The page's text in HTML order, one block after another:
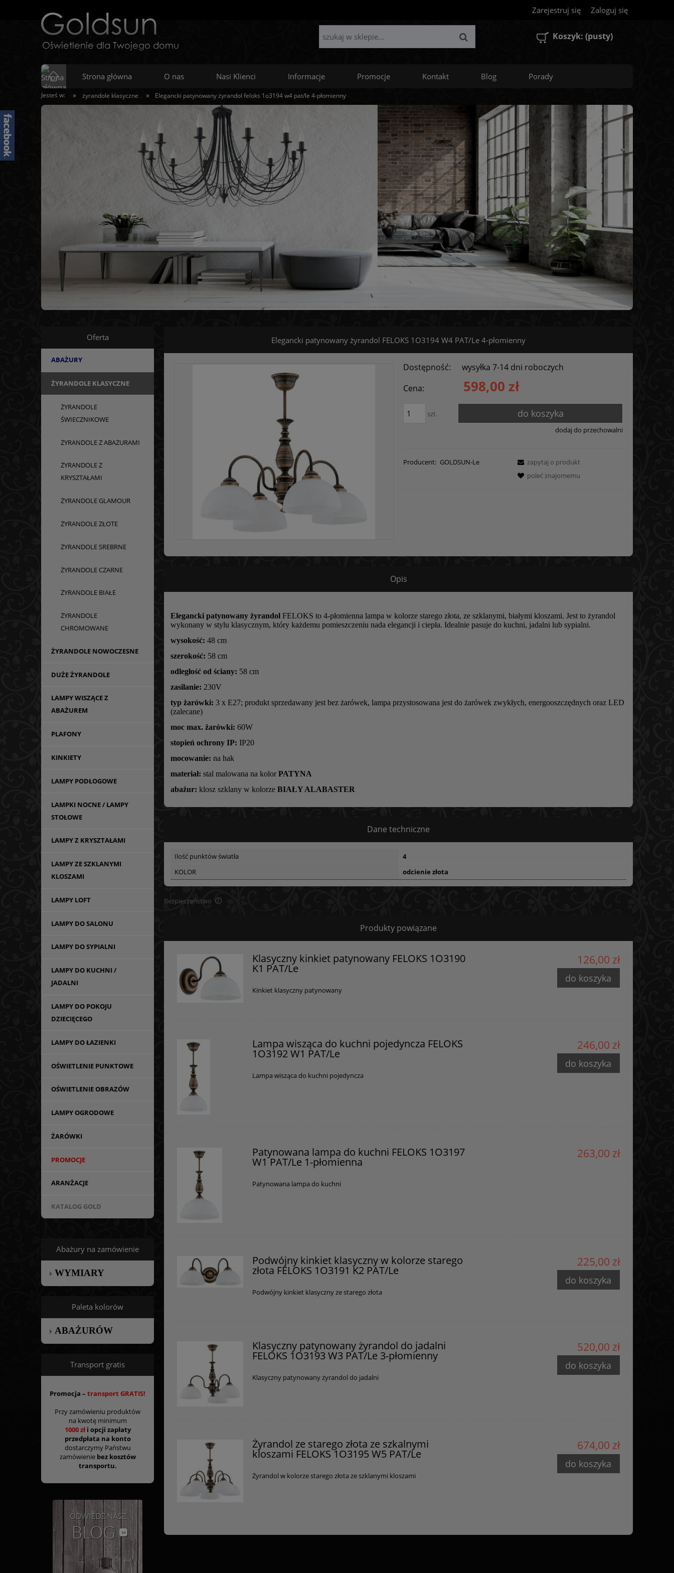
Zarejestruj się Zaloguj się
Koszyk: (pusty)
Strona główna O nas Nasi Klienci Informacje Promocje Kontakt Blog Porady
Jesteś w: » żyrandole klasyczne » Elegancki patynowany żyrandol feloks 1o3194 w4 pat/le 4-płomienny
Oferta
ABAŻURY
ŻYRANDOLE KLASYCZNE
ŻYRANDOLE
ŚWIECZNIKOWE
ŻYRANDOLE Z ABAŻURAMI
ŻYRANDOLE Z
KRYSZTAŁAMI
ŻYRANDOLE GLAMOUR
ŻYRANDOLE ZŁOTE
ŻYRANDOLE SREBRNE
ŻYRANDOLE CZARNE
ŻYRANDOLE BIAŁE
ŻYRANDOLE
CHROMOWANE
ŻYRANDOLE NOWOCZESNE
DUŻE ŻYRANDOLE
LAMPY WISZĄCE Z
ABAŻUREM
PLAFONY
KINKIETY
LAMPY PODŁOGOWE
LAMPKI NOCNE / LAMPY
STOŁOWE
LAMPY Z KRYSZTAŁAMI
LAMPY ZE SZKLANYMI
KLOSZAMI
LAMPY LOFT
LAMPY DO SALONU
LAMPY DO SYPIALNI
LAMPY DO KUCHNI /
JADALNI
LAMPY DO POKOJU
DZIECIĘCEGO
LAMPY DO ŁAZIENKI
OŚWIETLENIE PUNKTOWE
OŚWIETLENIE OBRAZÓW
LAMPY OGRODOWE
ŻARÓWKI
PROMOCJE
ARANŻACJE
KATALOG GOLD
Abażury na zamówienie
WYMIARY
Paleta kolorów
ABAŻURÓW
Transport gratis
Promocja – transport GRATIS!
Przy zamówieniu produktów
na kwotę minimum
1000 złi opcji zapłaty
przedpłata na konto
dostarczymy Państwu
zamówienie bez kosztów
transportu.
Elegancki patynowany żyrandol FELOKS 1O3194 W4 PAT/Le 4-płomienny
Dostępność:
wysyłka 7-14 dni roboczych
Cena:
598,00 zł
szt. do koszyka
dodaj do przechowalni
Producent: GOLDSUN-Le
zapytaj o produkt
poleć znajomemu
Opis
Elegancki patynowany żyrandol FELOKS to 4-płomienna lampa w kolorze starego złota, ze szklanymi, białymi kloszami. Jest to żyrandol
wykonany w stylu klasycznym, który każdemu pomieszczeniu nada elegancji i ciepła. Idealnie pasuje do kuchni, jadalni lub sypialni.
wysokość: 48 cm
szerokość: 58 cm
odległość od ściany: 58 cm
zasilanie: 230V
typ żarówki: 3 x E27; produkt sprzedawany jest bez żarówek, lampa przystosowana jest do żarówek zwykłych, energooszczędnych oraz LED
(zalecane)
moc max. żarówki: 60W
stopień ochrony IP: IP20
mocowanie: na hak
materiał: stal malowana na kolor PATYNA
abażur: klosz szklany w kolorze BIAŁY ALABASTER
Dane techniczne
Ilość punktów światła
4
KOLOR
odcienie złota
Bezpieczeństwo
Certyfikaty i ostrzeżenie bezpieczeństwa
Posiada oznaczenie CE (zgodność z normami UE).
Producent
info@goldsun-lampy.pl
Produkty powiązane
Klasyczny kinkiet patynowany FELOKS 1O3190
K1 PAT/Le
Kinkiet klasyczny patynowany
126,00 zł
do koszyka
Lampa wisząca do kuchni pojedyncza FELOKS
1O3192 W1 PAT/Le
Lampa wisząca do kuchni pojedyncza
246,00 zł
do koszyka
Patynowana lampa do kuchni FELOKS 1O3197
W1 PAT/Le 1-płomienna
Patynowana lampa do kuchni
263,00 zł
Podwójny kinkiet klasyczny w kolorze starego
złota FELOKS 1O3191 K2 PAT/Le
Podwójny kinkiet klasyczny ze starego złota
225,00 zł
do koszyka
Klasyczny patynowany żyrandol do jadalni
FELOKS 1O3193 W3 PAT/Le 3-płomienny
Klasyczny patynowany żyrandol do jadalni
520,00 zł
do koszyka
Żyrandol ze starego złota ze szkalnymi
kloszami FELOKS 1O3195 W5 PAT/Le
Żyrandol w kolorze starego złota ze szklanymi kloszami
674,00 zł
do koszyka